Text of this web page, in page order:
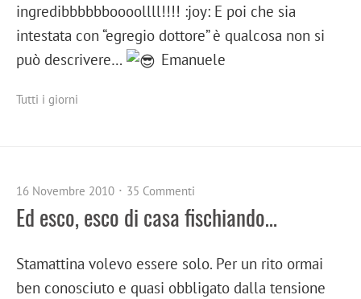
ingredibbbbbboooollll!!!! :joy: E poi che sia
intestata con “egregio dottore” è qualcosa non si
può descrivere…
Emanuele
Tutti i giorni
16 Novembre 2010 35 Commenti
Ed esco, esco di casa fischiando…
Stamattina volevo essere solo. Per un rito ormai
ben conosciuto e quasi obbligato dalla tensione